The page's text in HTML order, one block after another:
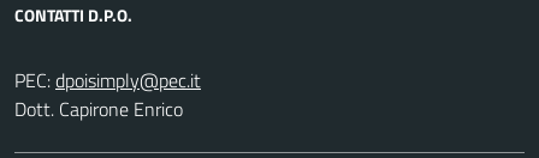
CONTATTI D.P.O.
PEC:
Dott. Capirone Enrico